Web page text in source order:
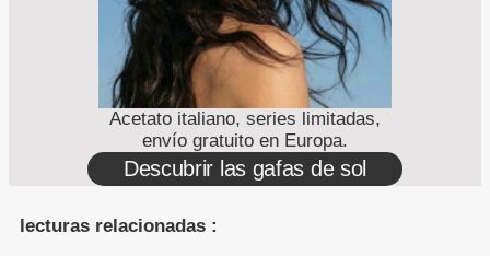
Acetato italiano, series limitadas,
envío gratuito en Europa.
Descubrir las gafas de sol
lecturas relacionadas :